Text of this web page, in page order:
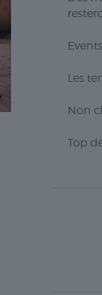
Les
Non
Top